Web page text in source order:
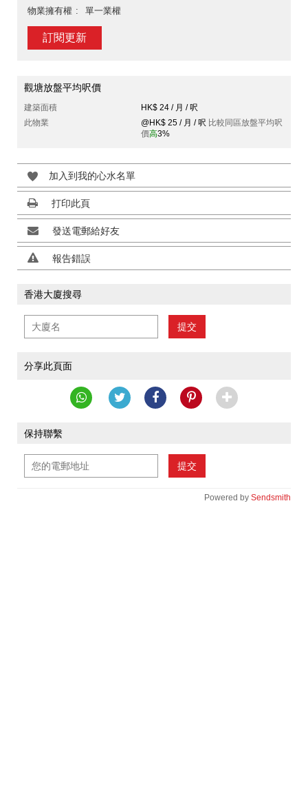
物業擁有權
單一業權
訂閱更新
觀塘放盤平均呎價
建築面積
HK$ 24 / 月 / 呎
此物業
@HK$ 25 / 月 / 呎 比較同區放盤平均呎
價高3%
加入到我的心水名單
打印此頁
發送電郵給好友
報告錯誤
香港大廈搜尋
提交
分享此頁面
保持聯繫
提交
Powered by Sendsmith